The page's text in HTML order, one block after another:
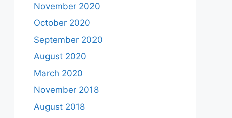
November 2020
October 2020
September 2020
August 2020
March 2020
November 2018
August 2018